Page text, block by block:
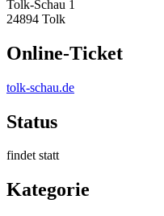
Tolk-Schau 1
24894 Tolk
Online-Ticket
tolk-schau.de
Status
findet statt
Kategorie